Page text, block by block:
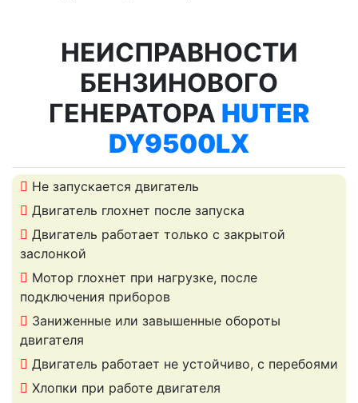
НЕИСПРАВНОСТИ
БЕНЗИНОВОГО
ГЕНЕРАТОРА HUTER
DY9500LX
Не запускается двигатель
Двигатель глохнет после запуска
Двигатель работает только с закрытой
заслонкой
Мотор глохнет при нагрузке, после
подключения приборов
Заниженные или завышенные обороты
двигателя
Двигатель работает не устойчиво, с перебоями
Хлопки при работе двигателя